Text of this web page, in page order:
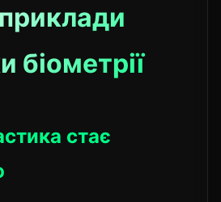
біометрії
стає